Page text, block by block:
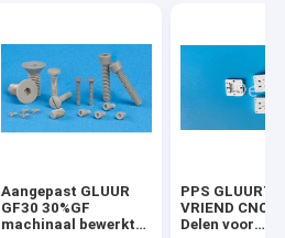
Aangepast GLUUR
GF30 30%GF
machinaal bewerkte
PPS GLUURT
VRIEND CNC
Delen voor